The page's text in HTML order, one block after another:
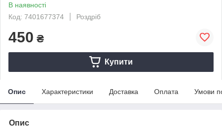
В наявності
Код: 7401677374
Роздріб
450 ₴
Купити
Опис Характеристики Доставка Оплата Умови
Опис